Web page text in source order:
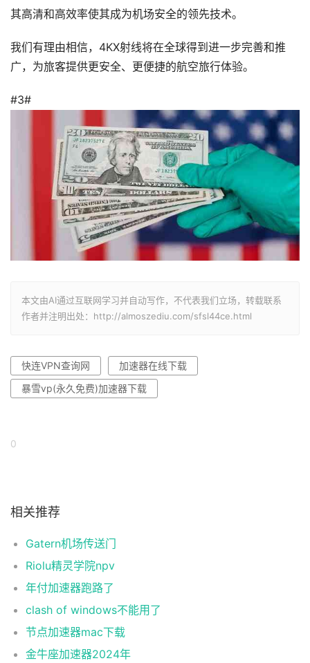
其高清和高效率使其成为机场安全的领先技术。
我们有理由相信，4KX射线将在全球得到进一步完善和推
广，为旅客提供更安全、更便捷的航空旅行体验。
#3#
本文由AI通过互联网学习并自动写作，不代表我们立场，转载联系
作者并注明出处：http://almoszediu.com/sfsl44ce.html
快连VPN查询网
加速器在线下载
暴雪vp(永久免费)加速器下载
0
相关推荐
Gatern机场传送门
Riolu精灵学院npv
年付加速器跑路了
clash of windows不能用了
节点加速器mac下载
金牛座加速器2024年